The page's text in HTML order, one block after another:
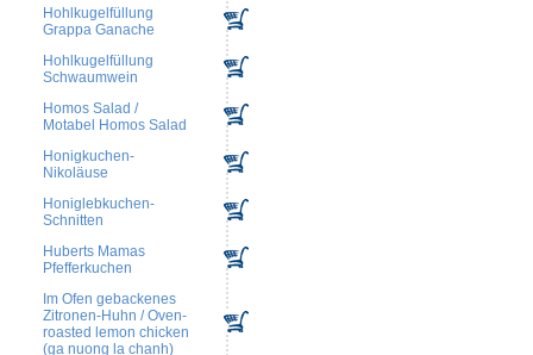
Hohlkugelfüllung
Grappa Ganache
Hohlkugelfüllung
Schwaumwein
Homos Salad /
Motabel Homos Salad
Honigkuchen-
Nikoläuse
Honiglebkuchen-
Schnitten
Huberts Mamas
Pfefferkuchen
Im Ofen gebackenes
Zitronen-Huhn / Oven-
roasted lemon chicken
(ga nuong la chanh)